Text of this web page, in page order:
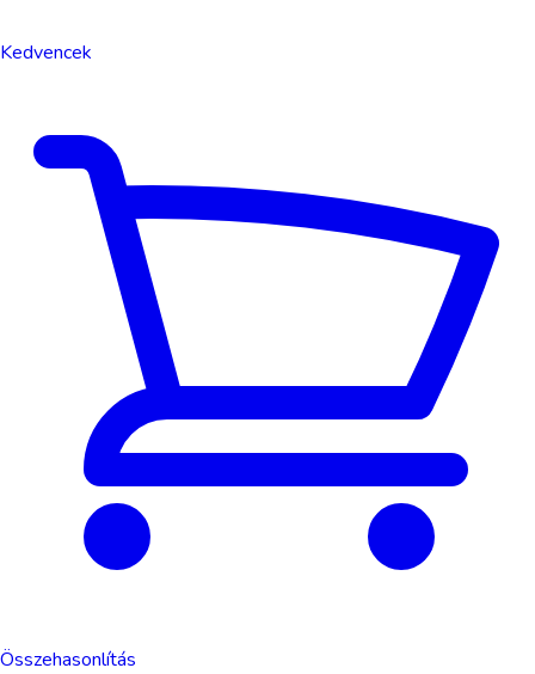
Kedvencek
Összehasonlítás